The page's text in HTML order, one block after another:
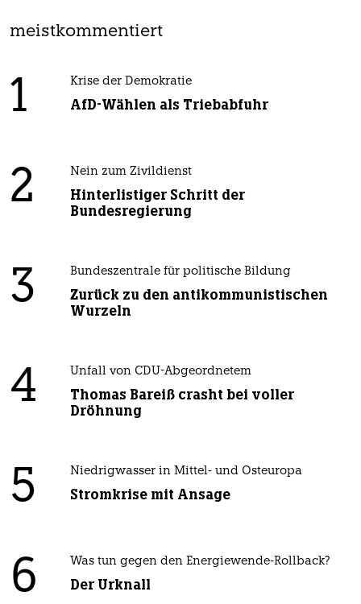
meistkommentiert
1 Krise der Demokratie
AfD-Wählen als Triebabfuhr
2 Nein zum Zivildienst
Hinterlistiger Schritt der
Bundesregierung
3 Bundeszentrale für politische Bildung
Zurück zu den antikommunistischen
Wurzeln
4 Unfall von CDU-Abgeordnetem
Thomas Bareiß crasht bei voller
Dröhnung
5 Niedrigwasser in Mittel- und Osteuropa
Stromkrise mit Ansage
6 Was tun gegen den Energiewende-Rollback?
Der Urknall